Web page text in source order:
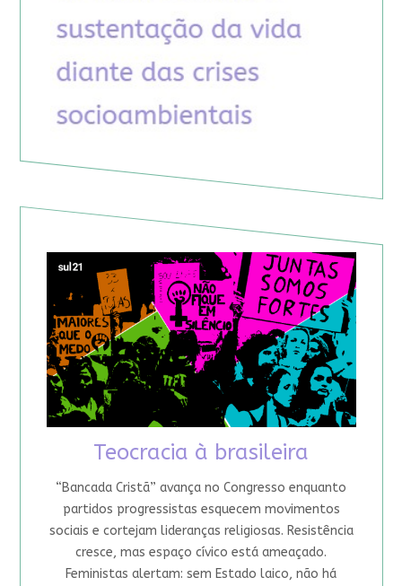
Teocracia à brasileira
“Bancada Cristã” avança no Congresso enquanto
partidos progressistas esquecem movimentos
sociais e cortejam lideranças religiosas. Resistência
cresce, mas espaço cívico está ameaçado.
Feministas alertam: sem Estado laico, não há